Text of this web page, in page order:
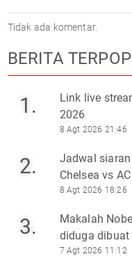
Tidak ada komentar.
BERITA
1.
Link live
2026
8 Agt 2026 21:46
2.
Jadwal
Chelsea vs
8 Agt 2026 18:26
3.
Makalah
diduga dibuat
7 Agt 2026 11:12